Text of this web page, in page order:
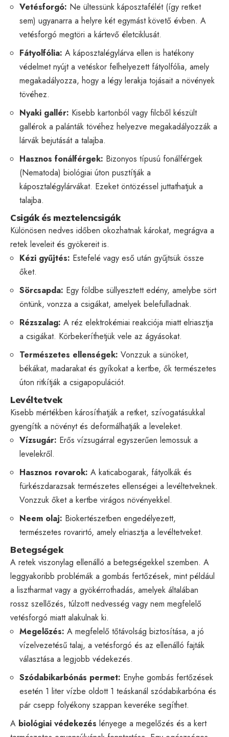
Vetésforgó: Ne ültessünk káposztafélét (így retket
sem) ugyanarra a helyre két egymást követő évben. A
vetésforgó megtöri a kártevő életciklusát.
Fátyolfólia: A káposztalégylárva ellen is hatékony
védelmet nyújt a vetéskor felhelyezett fátyolfólia, amely
megakadályozza, hogy a légy lerakja tojásait a növények
tövéhez.
Nyaki gallér: Kisebb kartonból vagy filcből készült
gallérok a palánták tövéhez helyezve megakadályozzák a
lárvák bejutását a talajba.
Hasznos fonálférgek: Bizonyos típusú fonálférgek
(Nematoda) biológiai úton pusztítják a
káposztalégylárvákat. Ezeket öntözéssel juttathatjuk a
talajba.
Csigák és meztelencsigák
Különösen nedves időben okozhatnak károkat, megrágva a
retek leveleit és gyökereit is.
Kézi gyűjtés: Estefelé vagy eső után gyűjtsük össze
őket.
Sörcsapda: Egy földbe süllyesztett edény, amelybe sört
öntünk, vonzza a csigákat, amelyek belefulladnak.
Rézszalag: A réz elektrokémiai reakciója miatt elriasztja
a csigákat. Körbekeríthetjük vele az ágyásokat.
Természetes ellenségek: Vonzzuk a sünöket,
békákat, madarakat és gyíkokat a kertbe, ők természetes
úton ritkítják a csigapopulációt.
Levéltetvek
Kisebb mértékben károsíthatják a retket, szívogatásukkal
gyengítik a növényt és deformálhatják a leveleket.
Vízsugár: Erős vízsugárral egyszerűen lemossuk a
levelekről.
Hasznos rovarok: A katicabogarak, fátyolkák és
fürkészdarazsak természetes ellenségei a levéltetveknek.
Vonzzuk őket a kertbe virágos növényekkel.
Neem olaj: Biokertészetben engedélyezett,
természetes rovarirtó, amely elriasztja a levéltetveket.
Betegségek
A retek viszonylag ellenálló a betegségekkel szemben. A
leggyakoribb problémák a gombás fertőzések, mint például
a lisztharmat vagy a gyökérrothadás, amelyek általában
rossz szellőzés, túlzott nedvesség vagy nem megfelelő
vetésforgó miatt alakulnak ki.
Megelőzés: A megfelelő tőtávolság biztosítása, a jó
vízelvezetésű talaj, a vetésforgó és az ellenálló fajták
választása a legjobb védekezés.
Szódabikarbónás permet: Enyhe gombás fertőzések
esetén 1 liter vízbe oldott 1 teáskanál szódabikarbóna és
pár csepp folyékony szappan keveréke segíthet.
A biológiai védekezés lényege a megelőzés és a kert